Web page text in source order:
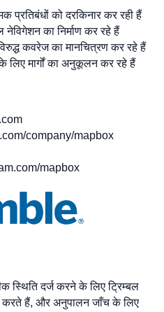
प्रतिबंधों को दरकिनार कर रही हैं
का निर्माण कर रहे हैं
कवरेज का मानचित्रण कर रहे हैं
लिए मार्गों का अनुकूलन कर रहे हैं
company/mapbox
mapbox
स्थिति दर्ज करने के लिए ट्रिम्बल
करते हैं, और अनुपालन जाँच के लिए